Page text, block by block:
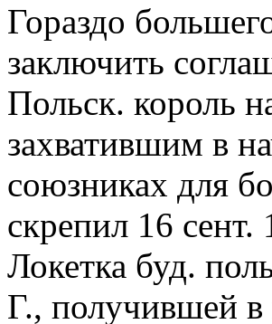
Гораздо
заключить
Польск. король
захватившим в
союзниках для
скрепил 16 сент.
Локетка буд.
Г., получившей